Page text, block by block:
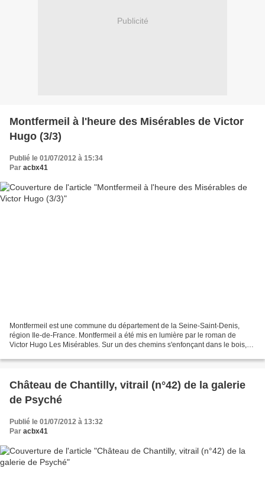
Publicité
Montfermeil à l'heure des Misérables de Victor
Hugo (3/3)
Publié le 01/07/2012 à 15:34
Par acbx41
Montfermeil est une commune du département de la Seine-Saint-Denis,
région Ile-de-France. Montfermeil a été mis en lumière par le roman de
Victor Hugo Les Misérables. Sur un des chemins s'enfonçant dans le bois,
Château de Chantilly, vitrail (n°42) de la galerie
de Psyché
Publié le 01/07/2012 à 13:32
Par acbx41